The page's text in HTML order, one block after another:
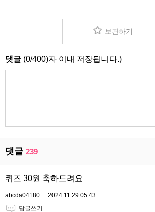
보관하기
댓글 (0/400)자 이내 저장됩니다.)
댓글 239
퀴즈 30원 축하드려요
abcda04180
2024.11.29 05:43
답글쓰기